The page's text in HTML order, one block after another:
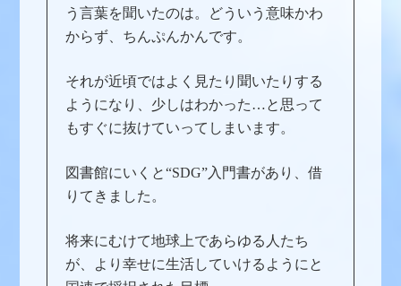
う言葉を聞いたのは。どういう意味かわ
からず、ちんぷんかんです。
それが近頃ではよく見たり聞いたりする
ようになり、少しはわかった…と思って
もすぐに抜けていってしまいます。
図書館にいくと“SDG”入門書があり、借
りてきました。
将来にむけて地球上であらゆる人たち
が、より幸せに生活していけるようにと